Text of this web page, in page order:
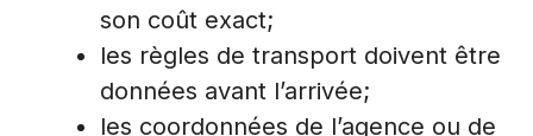
son coût exact;
les règles de transport doivent être
données avant l’arrivée;
les coordonnées de l’agence ou de